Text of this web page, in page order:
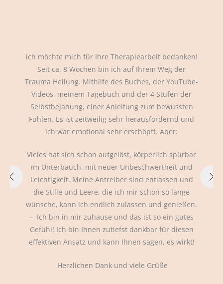
ich möchte mich für Ihre Therapiearbeit bedanken!
Seit ca. 8 Wochen bin ich auf Ihrem Weg der
Trauma Heilung. Mithilfe des Buches, der YouTube-
Videos, meinem Tagebuch und der 4 Stufen der
Selbstbejahung, einer Anleitung zum bewussten
Fühlen. Es ist zeitweilig sehr herausfordernd und
ich war emotional sehr erschöpft. Aber:
Vieles hat sich schon aufgelöst, körperlich spürbar
im Unterbauch, mit neuer Unbeschwertheit und
Leichtigkeit. Meine Antreiber sind entlassen und
die Stille und Leere, die ich mir schon so lange
wünsche, kann ich endlich zulassen und genießen.
– Ich bin in mir zuhause und das ist so ein gutes
Gefühl! Ich bin Ihnen zutiefst dankbar für diesen
effektiven Ansatz und kann Ihnen sagen, es wirkt!
Herzlichen Dank und viele Grüße